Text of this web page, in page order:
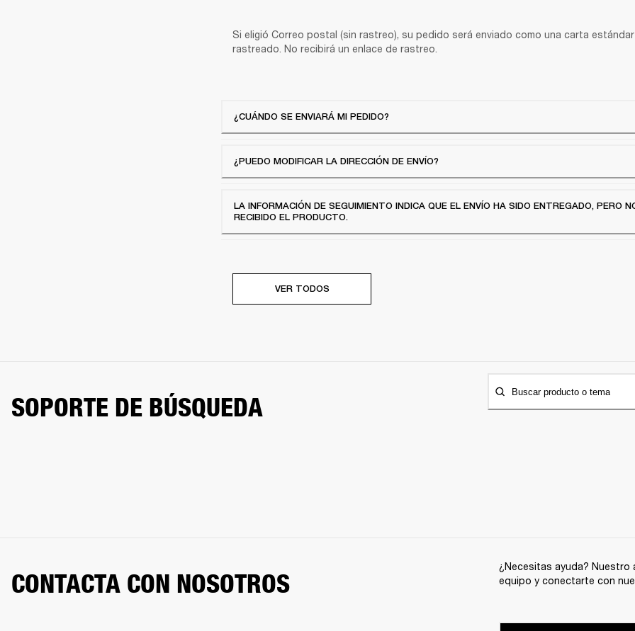
Si eligió Correo postal (sin rastreo), su pedido será enviado como una carta
rastreado. No recibirá un enlace de rastreo.
¿CUÁNDO SE ENVIARÁ MI PEDIDO?
¿PUEDO MODIFICAR LA DIRECCIÓN DE ENVÍO?
LA INFORMACIÓN DE SEGUIMIENTO INDICA QUE EL ENVÍO HA SIDO ENTREGADO, PERO
RECIBIDO EL PRODUCTO.
VER TODOS
SOPORTE DE BÚSQUEDA Buscar producto o tema
CONTACTA CON NOSOTROS
¿Necesitas ayuda?
equipo y conectarte con